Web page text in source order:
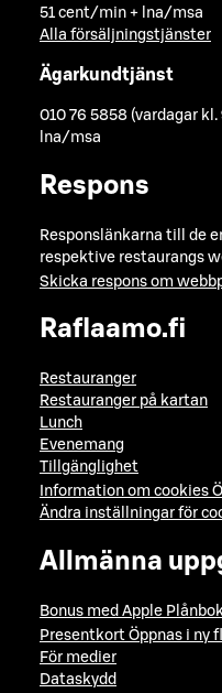
51 cent/min + lna/msa
Alla försäljningstjänster
Ägarkundtjänst
010 76 5858 (vardagar kl.
lna/msa
Respons
Responslänkarna till de
respektive restaurangs
Skicka respons om
Raflaamo.fi
Restauranger
Restauranger på kartan
Lunch
Evenemang
Tillgänglighet
Information om cookies
Ändra inställningar för
Allmänna
Bonus med Apple
Presentkort Öppnas i ny
För medier
Dataskydd